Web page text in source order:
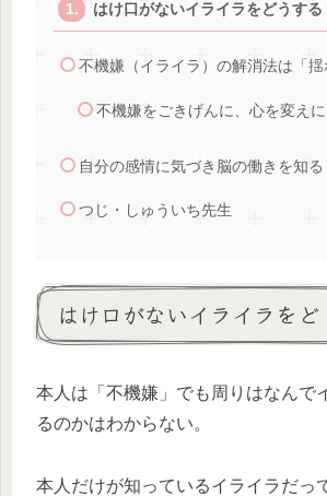
はけ口がないイライラをどうする
不機嫌（イライラ）の解消法は「揺
不機嫌をごきげんに、心を変え
自分の感情に気づき脳の働きを知る
つじ・しゅういち先生
はけ口がないイライラをど
本人は「不機嫌」でも周りはなんで
るのかはわからない。
本人だけが知っているイライラだっ